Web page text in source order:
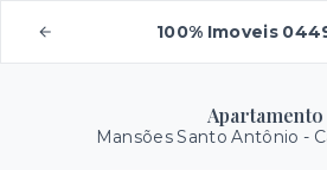
100% Imoveis
Apartamento
Mansões Santo Antônio -